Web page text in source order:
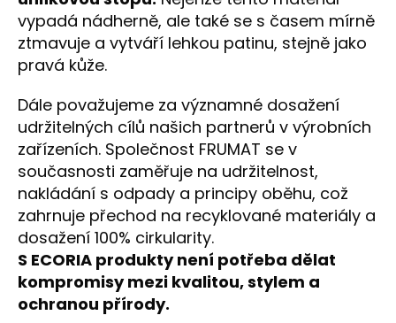
vypadá nádherně, ale také se s časem mírně
ztmavuje a vytváří lehkou patinu, stejně jako
pravá kůže.
Dále považujeme za významné dosažení
udržitelných cílů našich partnerů v výrobních
zařízeních. Společnost FRUMAT se v
současnosti zaměřuje na udržitelnost,
nakládání s odpady a principy oběhu, což
zahrnuje přechod na recyklované materiály a
dosažení 100% cirkularity.
S ECORIA produkty není potřeba dělat
kompromisy mezi kvalitou, stylem a
ochranou přírody.